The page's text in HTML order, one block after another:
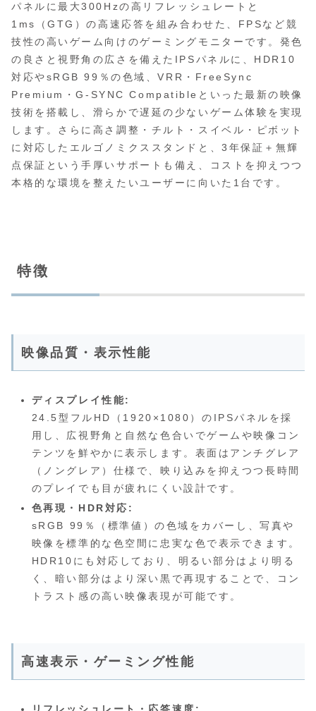
パネルに最大300Hzの高リフレッシュレートと
1ms（GTG）の高速応答を組み合わせた、FPSなど競
技性の高いゲーム向けのゲーミングモニターです。発色
の良さと視野角の広さを備えたIPSパネルに、HDR10
対応やsRGB 99％の色域、VRR・FreeSync
Premium・G-SYNC Compatibleといった最新の映像
技術を搭載し、滑らかで遅延の少ないゲーム体験を実現
します。さらに高さ調整・チルト・スイベル・ピボット
に対応したエルゴノミクススタンドと、3年保証＋無輝
点保証という手厚いサポートも備え、コストを抑えつつ
本格的な環境を整えたいユーザーに向いた1台です。
特徴
映像品質・表示性能
ディスプレイ性能:
24.5型フルHD（1920×1080）のIPSパネルを採
用し、広視野角と自然な色合いでゲームや映像コン
テンツを鮮やかに表示します。表面はアンチグレア
（ノングレア）仕様で、映り込みを抑えつつ長時間
のプレイでも目が疲れにくい設計です。
色再現・HDR対応:
sRGB 99％（標準値）の色域をカバーし、写真や
映像を標準的な色空間に忠実な色で表示できます。
HDR10にも対応しており、明るい部分はより明る
く、暗い部分はより深い黒で再現することで、コン
トラスト感の高い映像表現が可能です。
高速表示・ゲーミング性能